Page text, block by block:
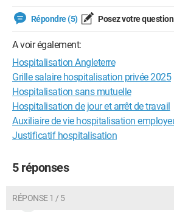
Répondre (5) Posez votre question
A voir également:
Hospitalisation Angleterre
Grille salaire hospitalisation privée 2025
Hospitalisation sans mutuelle
Hospitalisation de jour et arrêt de travail
Auxiliaire de vie hospitalisation
Justificatif hospitalisation
5 réponses
RÉPONSE 1 / 5